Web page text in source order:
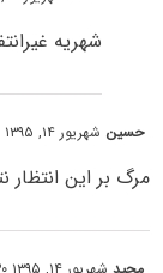
شهریه
حسین شهریور ۱۴, ۱۳۹۵ at ۳:۰۵ ب٫ظ
مرگ بر این انتظار